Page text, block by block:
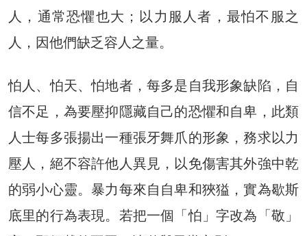
人，通常恐懼也大；以力服人者，最怕不服之
人，因他們缺乏容人之量。
怕人、怕天、怕地者，每多是自我形象缺陷，自
信不足，為要壓抑隱藏自己的恐懼和自卑，此類
人士每多張揚出一種張牙舞爪的形象，務求以力
壓人，絕不容許他人異見，以免傷害其外強中乾
的弱小心靈。暴力每來自自卑和狹獈，實為歇斯
底里的行為表現。若把一個「怕」字改為「敬」